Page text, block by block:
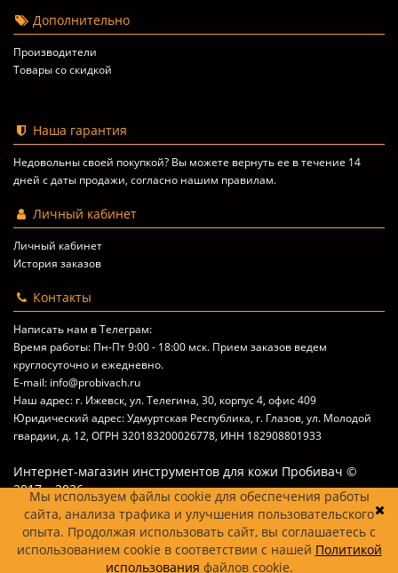
Мы используем файлы cookie для обеспечения работы
сайта, анализа трафика и улучшения пользовательского
опыта. Продолжая использовать сайт, вы соглашаетесь с
использованием cookie в соответствии с нашей Политикой
использования файлов cookie.
Дополнительно
Производители
Товары со скидкой
Наша гарантия
Недовольны своей покупкой? Вы можете вернуть ее в течение 14
дней с даты продажи, согласно нашим правилам.
Личный кабинет
Личный кабинет
История заказов
Контакты
Написать нам в Телеграм:
Время работы: Пн-Пт 9:00 - 18:00 мск. Прием заказов ведем
круглосуточно и ежедневно.
E-mail: info@probivach.ru
Наш адрес: г. Ижевск, ул. Телегина, 30, корпус 4, офис 409
Юридический адрес: Удмуртская Республика, г. Глазов, ул. Молодой
гвардии, д. 12, ОГРН 320183200026778, ИНН 182908801933
Интернет-магазин инструментов для кожи Пробивач ©
2017 – 2026